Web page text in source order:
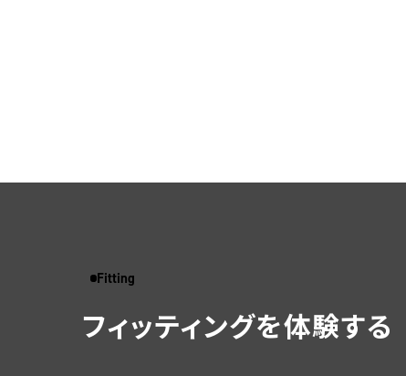
Fitting
フィッティングを体験する